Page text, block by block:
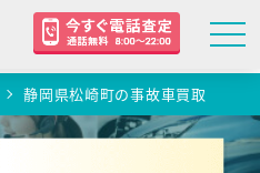
静岡県松崎町の事故車買取